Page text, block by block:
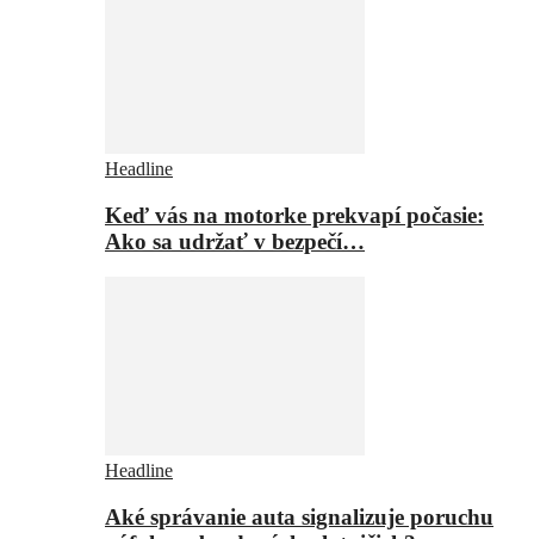
Headline
Keď vás na motorke prekvapí počasie:
Ako sa udržať v bezpečí…
Headline
Aké správanie auta signalizuje poruchu